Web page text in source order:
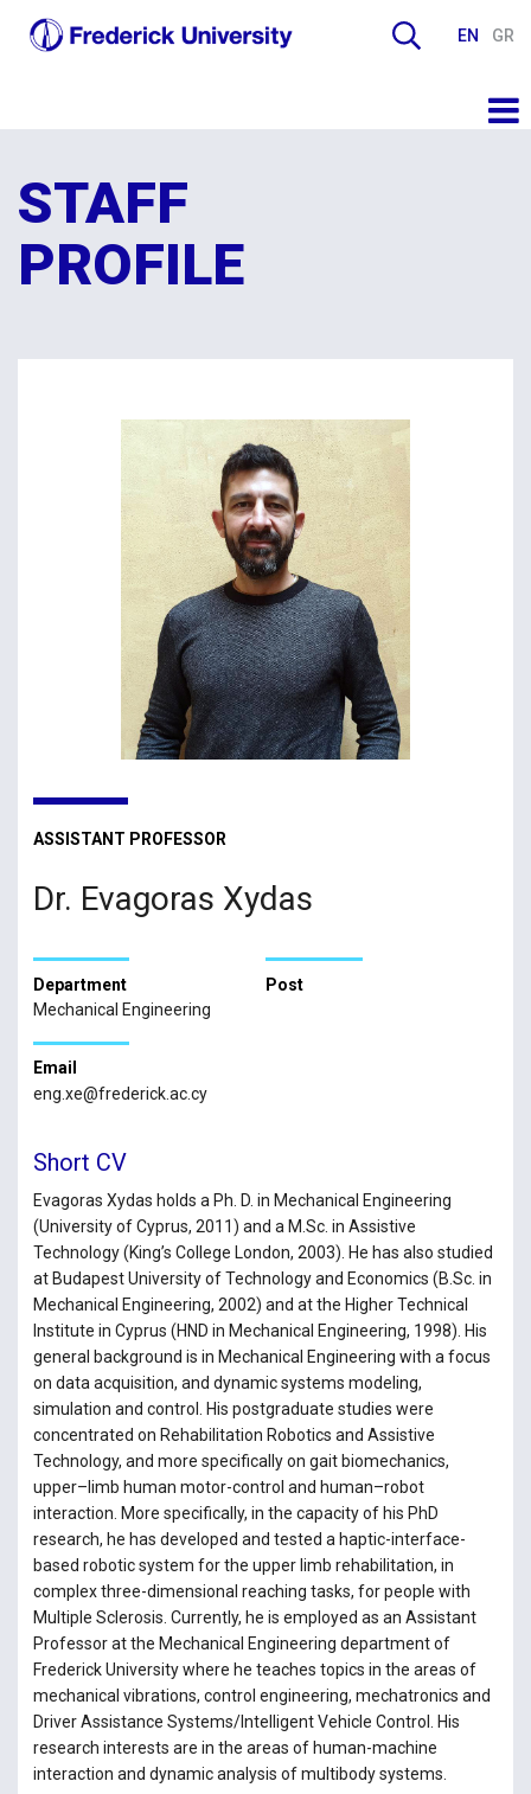
EN GR
STAFF
PROFILE
ASSISTANT PROFESSOR
Dr. Evagoras Xydas
Department
Mechanical Engineering
Post
Email
eng.xe@frederick.ac.cy
Short CV
Evagoras Xydas holds a Ph. D. in Mechanical Engineering
(University of Cyprus, 2011) and a M.Sc. in Assistive
Technology (King’s College London, 2003). He has also studied
at Budapest University of Technology and Economics (B.Sc. in
Mechanical Engineering, 2002) and at the Higher Technical
Institute in Cyprus (HND in Mechanical Engineering, 1998). His
general background is in Mechanical Engineering with a focus
on data acquisition, and dynamic systems modeling,
simulation and control. His postgraduate studies were
concentrated on Rehabilitation Robotics and Assistive
Technology, and more specifically on gait biomechanics,
upper–limb human motor-control and human–robot
interaction. More specifically, in the capacity of his PhD
research, he has developed and tested a haptic-interface-
based robotic system for the upper limb rehabilitation, in
complex three-dimensional reaching tasks, for people with
Multiple Sclerosis. Currently, he is employed as an Assistant
Professor at the Mechanical Engineering department of
Frederick University where he teaches topics in the areas of
mechanical vibrations, control engineering, mechatronics and
Driver Assistance Systems/Intelligent Vehicle Control. His
research interests are in the areas of human-machine
interaction and dynamic analysis of multibody systems.